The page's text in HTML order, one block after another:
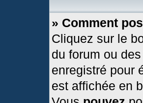
» Comment
Cliquez sur le
du forum ou
enregistré pour
est affichée en